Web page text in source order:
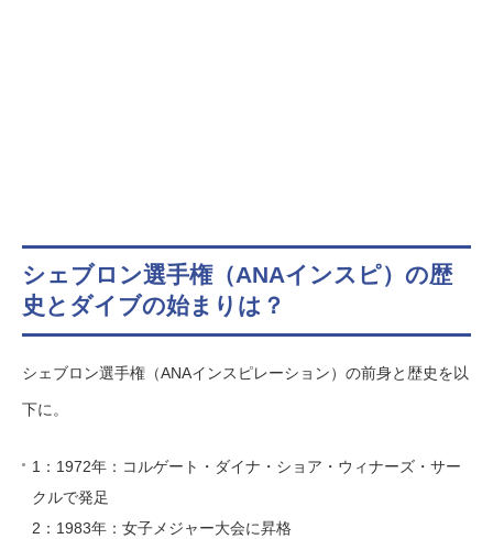
シェブロン選手権（ANAインスピ）の歴
史とダイブの始まりは？
シェブロン選手権（ANAインスピレーション）の前身と歴史を以
下に。
1：1972年：コルゲート・ダイナ・ショア・ウィナーズ・サー
クルで発足
2：1983年：女子メジャー大会に昇格